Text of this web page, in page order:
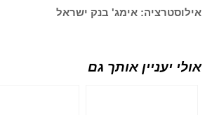
אילוסטרציה: אימג' בנק ישראל
אולי יעניין אותך גם